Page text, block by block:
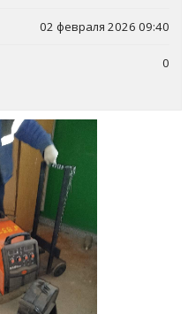
02 февраля 2026 09:40
0